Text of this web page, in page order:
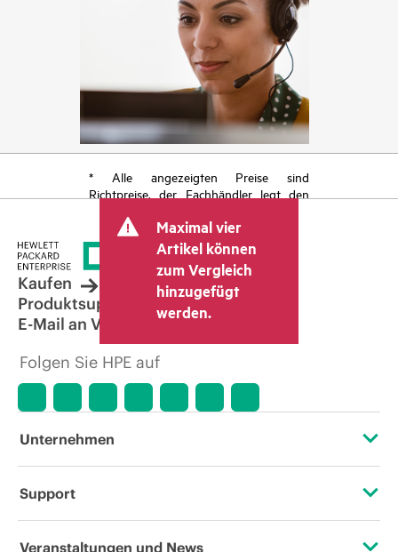
* Alle angezeigten Preise sind
Richtpreise, der Fachhändler legt den
kann weitere Gebühren wie
Mehrwertsteuer und Versandkosten
berücksichtigen. Der vom Fachhändler
festgelegte Transaktionspreis kann von
dem anderer Fachhändler und dem
angezeigten Richtpreis abweichen. Die
Richtpreise können zeitlich begrenzte
Sonderangebote enthalten. HPE behält
sich das Recht vor, jederzeit
Preisanpassungen vorzunehmen, u. a.
Marktbedingungen, der Einstellung von
Produktverfügbarkeit, dem Ende der
Lebensdauer von Werbeaktionen und
Maximal vier
Artikel können
zum Vergleich
hinzugefügt
werden.
Kaufen
Produktsupport
E-Mail an Vertrieb
Folgen Sie HPE auf
Unternehmen
Über HPE
Support
Operational Support Services
Veranstaltungen und News